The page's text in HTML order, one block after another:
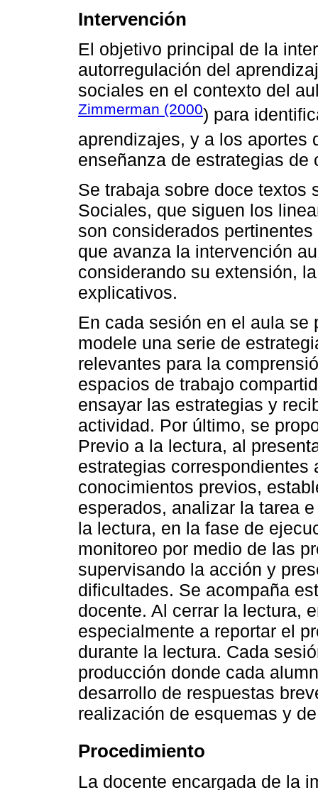
Intervención
El objetivo principal de la
autorregulación del
sociales en el contexto del
Zimmerman (2000) para
aprendizajes, y a los aportes
enseñanza de estrategias de
Se trabaja sobre doce textos
Sociales, que siguen los
son considerados
que avanza la intervención
considerando su extensión,
explicativos.
En cada sesión en el aula se
modele una serie de
relevantes para la
espacios de trabajo
ensayar las estrategias y
actividad. Por último, se
Previo a la lectura, al
estrategias
conocimientos previos,
esperados, analizar la tarea
la lectura, en la fase de
monitoreo por medio de las
supervisando la acción y
dificultades. Se acompaña
docente. Al cerrar la lectura,
especialmente a reportar el
durante la lectura. Cada
producción donde cada
desarrollo de respuestas
realización de esquemas y
Procedimiento
La docente encargada de la